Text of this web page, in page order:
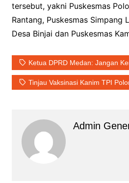
tersebut, yakni Puskesmas
Rantang, Puskesmas Simpang
Desa Binjai dan Puskesmas
Ketua DPRD Medan: Jangan
Tinjau Vaksinasi Kanim TPI
Admin